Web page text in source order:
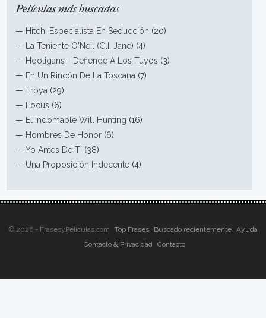
Películas más buscadas
— Hitch: Especialista En Seducción (20)
—
La Teniente O'Neil (G.I. Jane) (4)
— Hooligans - Defiende A Los Tuyos (3)
— En Un Rincón De La Toscana (7)
—Troya (29)
— Focus (6)
— El Indomable Will Hunting (16)
— Hombres De Honor (6)
—Yo Antes De Ti (38)
— Una Proposición Indecente (4)
© 2026 - FrasesyPeliculas.com Top Frases Buscado recientemente
Ayuda
Contacto & Privacidad
Contacto